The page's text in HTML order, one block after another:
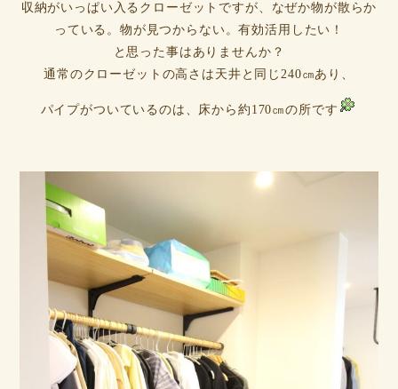
収納がいっぱい入るクローゼットですが、なぜか物が散らか
っている。物が見つからない。有効活用したい！
と思った事はありませんか？
通常のクローゼットの高さは天井と同じ240㎝あり、
パイプがついているのは、床から約170㎝の所です